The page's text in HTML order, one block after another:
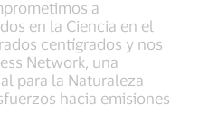
a
en la Ciencia en el
centígrados y nos
Network, una
para la Naturaleza
hacia emisiones